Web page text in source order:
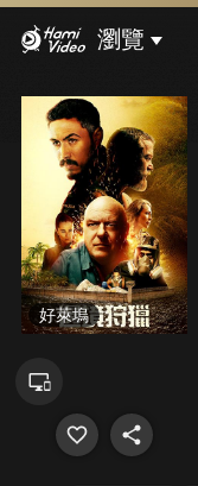
瀏覽
好萊塢